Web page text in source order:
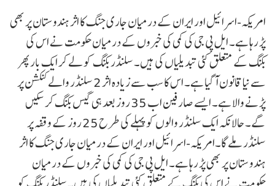
امریکہ-اسرائیل اور ایران کے درمیان جاری جنگ کا اثر ہندوستان پر بھی
پڑ رہا ہے۔ ایل پی جی کی کمی کی خبروں کے درمیان حکومت نے اس کی
بکنگ کے متعلق کئی تبدیلیاں کی ہیں۔ سلنڈر بکنگ کو لے کر ایک بار پھر
سے نیا قانون آ گیا ہے۔ اس کا سب سے زیادہ اثر 2 سلنڈر والے کنکشن پر
پڑنے والا ہے۔ ایسے صارفین اب 35 روز بعد ہی گیس بکنگ کر سکیں
گے۔ حالانکہ ایک سلنڈر والوں کو پہلے کی طرح 25 روز کے وقفہ پر
سلنڈر ملے گا۔امریکہ-اسرائیل اور ایران کے درمیان جاری جنگ کا اثر
ہندوستان پر بھی پڑ رہا ہے۔ ایل پی جی کی کمی کی خبروں کے درمیان